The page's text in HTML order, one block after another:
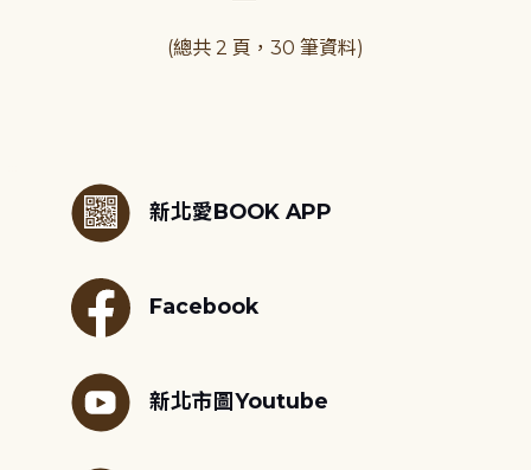
(總共 2 頁，30 筆資料)
新北愛BOOK APP
Facebook
新北市圖Youtube